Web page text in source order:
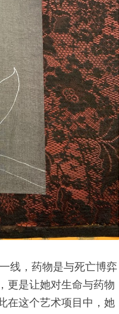
线，药物是与死亡博弈
更是让她对生命与药物
在这个艺术项目中，她